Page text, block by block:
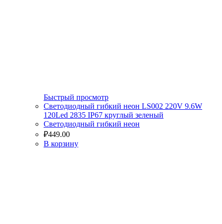
Быстрый просмотр
Светодиодный гибкий неон LS002 220V 9.6W
120Led 2835 IP67 круглый зеленый
Светодиодный гибкий неон
₽449.00
В корзину